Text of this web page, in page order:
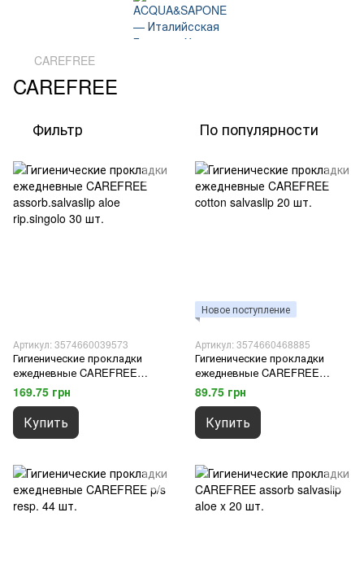
CAREFREE
CAREFREE
Фильтр По популярности
Артикул: 3574660039573
Гигиенические прокладки
ежедневные CAREFREE
assorb.salvaslip aloe rip.singolo
30 шт.
169.75 грн
Купить
Новое поступление
Артикул: 3574660468885
Гигиенические прокладки
ежедневные CAREFREE
cotton salvaslip 20 шт.
89.75 грн
Купить